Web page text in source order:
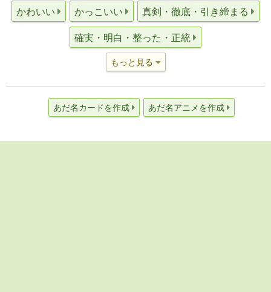
かわいい かっこいい 真剣・徹底・引き締まる
確実・明白・整った・正統
もっと見る
あだ名カードを作成 あだ名アニメを作成